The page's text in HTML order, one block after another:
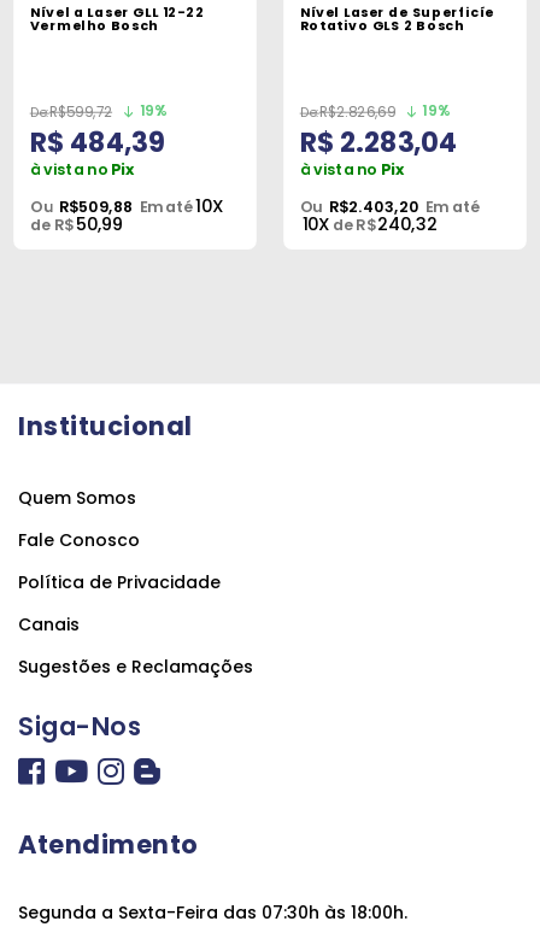
Nível a Laser GLL 12-22
Vermelho Bosch
R$599,72 19%
R$ 484,39
à vista no Pix
Ou R$509,88 Em até10X
de R$50,99
Nível Laser de Superficíe
Rotativo GLS 2 Bosch
R$2.826,69 19%
R$ 2.283,04
à vista no Pix
Ou R$2.403,20 Em até
10X de R$240,32
Institucional
Quem Somos
Fale Conosco
Política de Privacidade
Canais
Sugestões e Reclamações
Siga-Nos
Atendimento
Segunda a Sexta-Feira das 07:30h às 18:00h.